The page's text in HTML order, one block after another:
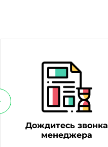
Дождитесь звонка
менеджера